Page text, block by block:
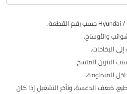
والأوساخ.
البخاخات.
البنزين المتسخ.
المنظومة.
ضعف الدعسة، وتأخر التشغيل إذا كان